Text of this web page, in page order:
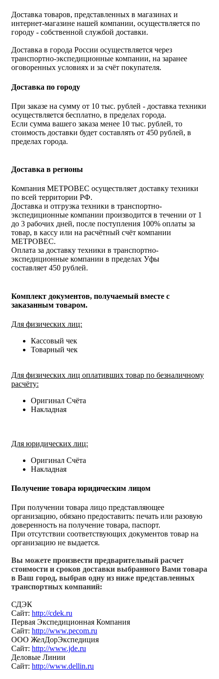
Доставка товаров, представленных в магазинах и
интернет-магазине нашей компании, осуществляется по
городу - собственной службой доставки.
Доставка в города России осуществляется через
транспортно-экспедиционные компании, на заранее
оговоренных условиях и за счёт покупателя.
Доставка по городу
При заказе на сумму от 10 тыс. рублей - доставка техники
осуществляется бесплатно, в пределах города.
Если сумма вашего заказа менее 10 тыс. рублей, то
стоимость доставки будет составлять от 450 рублей, в
пределах города.
Доставка в регионы
Компания МЕТРОВЕС осуществляет доставку техники
по всей территории РФ.
Доставка и отгрузка техники в транспортно-
экспедиционные компании производится в течении от 1
до 3 рабочих дней, после поступления 100% оплаты за
товар, в кассу или на расчётный счёт компании
МЕТРОВЕС.
Оплата за доставку техники в транспортно-
экспедиционные компании в пределах Уфы
составляет 450 рублей.
Комплект документов, получаемый вместе с
заказанным товаром.
Для физических лиц:
Кассовый чек
Товарный чек
Для физических лиц оплативших товар по безналичному
расчёту:
Оригинал Счёта
Накладная
Для юридических лиц:
Оригинал Счёта
Накладная
Получение товара юридическим лицом
При получении товара лицо представляющее
организацию, обязано предоставить: печать или разовую
доверенность на получение товара, паспорт.
При отсутствии соответствующих документов товар на
организацию не выдается.
Вы можете произвести предварительный расчет
стоимости и сроков доставки выбранного Вами товара
в Ваш город, выбрав одну из ниже представленных
транспортных компаний:
СДЭК
Сайт: http://cdek.ru
Первая Экспедиционная Компания
Сайт: http://www.pecom.ru
ООО ЖелДорЭкспедиция
Сайт: http://www.jde.ru
Деловые Линии
Сайт: http://www.dellin.ru